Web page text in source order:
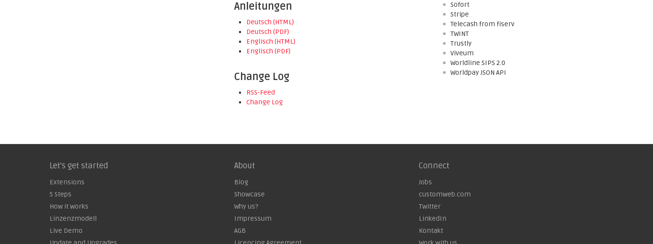
Anleitungen
Deutsch (HTML)
Deutsch (PDF)
Englisch (HTML)
Englisch (PDF)
Change Log
RSS-Feed
Change Log
Sofort
Stripe
Telecash from fiserv
TWINT
Trustly
Viveum
Worldline SIPS 2.0
Worldpay JSON API
Let's get started
Extensions
5 Steps
How it works
Linzenzmodell
Live Demo
About
Blog
Showcase
Why us?
Impressum
AGB
Connect
Jobs
customweb.com
Twitter
LinkedIn
Kontakt